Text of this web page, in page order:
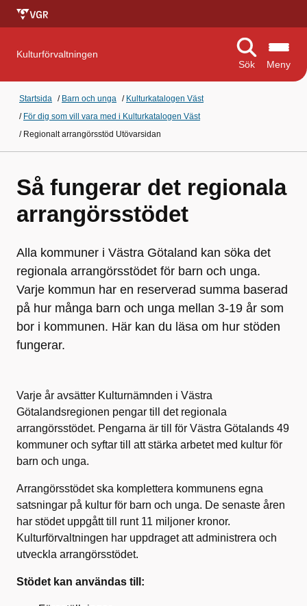
Kulturförvaltningen
Sök
Meny
Startsida / Barn och unga / Kulturkatalogen Väst
/ För dig som vill vara med i Kulturkatalogen Väst
/ Regionalt arrangörsstöd Utövarsidan
Så fungerar det regionala
arrangörsstödet
Alla kommuner i Västra Götaland kan söka det
regionala arrangörsstödet för barn och unga.
Varje kommun har en reserverad summa baserad
på hur många barn och unga mellan 3-19 år som
bor i kommunen. Här kan du läsa om hur stöden
fungerar.
Varje år avsätter Kulturnämnden i Västra
Götalandsregionen pengar till det regionala
arrangörsstödet. Pengarna är till för Västra Götalands 49
kommuner och syftar till att stärka arbetet med kultur för
barn och unga.
Arrangörsstödet ska komplettera kommunens egna
satsningar på kultur för barn och unga. De senaste åren
har stödet uppgått till runt 11 miljoner kronor.
Kulturförvaltningen har uppdraget att administrera och
utveckla arrangörsstödet.
Stödet kan användas till: